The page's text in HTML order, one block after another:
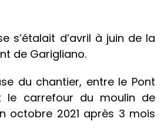
s’étalait d’avril à juin de la
de Garigliano.
du chantier, entre le Pont
le carrefour du moulin de
octobre 2021 après 3 mois